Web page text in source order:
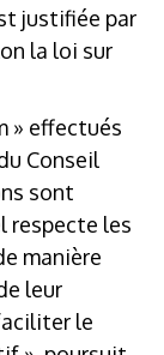
justifiée par
la loi sur
» effectués
Conseil
sont
respecte les
manière
leur
le